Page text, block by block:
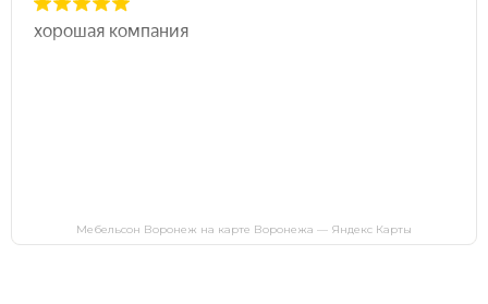
Мебельсон Воронеж на карте Воронежа — Яндекс Карты